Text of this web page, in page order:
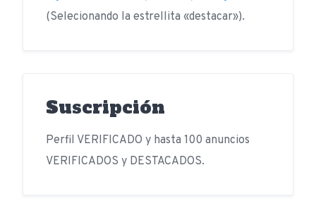
(Selecionando la estrellita «destacar»).
Suscripción
Perfil VERIFICADO y hasta 100 anuncios
VERIFICADOS y DESTACADOS.